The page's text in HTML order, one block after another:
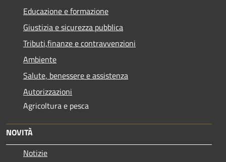
Educazione e formazione
Giustizia e sicurezza pubblica
Tributi,finanze e contravvenzioni
Ambiente
Salute, benessere e assistenza
Autorizzazioni
Agricoltura e pesca
NOVITÀ
Notizie